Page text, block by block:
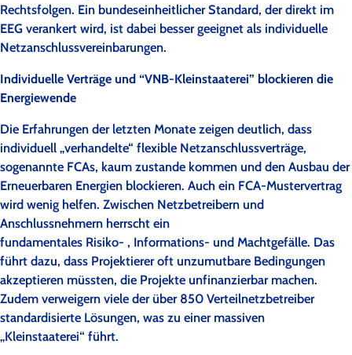
Rechtsfolgen. Ein bundeseinheitlicher Standard, der direkt im
EEG verankert wird, ist dabei besser geeignet als individuelle
Netzanschlussvereinbarungen.
Individuelle Verträge und “VNB-Kleinstaaterei” blockieren die
Energiewende
Die Erfahrungen der letzten Monate zeigen deutlich, dass
individuell „verhandelte“ flexible Netzanschlussverträge,
sogenannte FCAs, kaum zustande kommen und den Ausbau der
Erneuerbaren Energien blockieren. Auch ein FCA-Mustervertrag
wird wenig helfen. Zwischen Netzbetreibern und
Anschlussnehmern herrscht ein
fundamentales Risiko- , Informations- und Machtgefälle. Das
führt dazu, dass Projektierer oft unzumutbare Bedingungen
akzeptieren müssten, die Projekte unfinanzierbar machen.
Zudem verweigern viele der über 850 Verteilnetzbetreiber
standardisierte Lösungen, was zu einer massiven
„Kleinstaaterei“ führt.